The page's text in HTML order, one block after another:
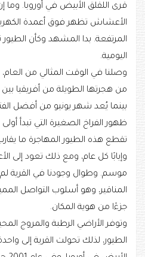
قرى اللقلق الأبيض في أوروبا. وما
الأعشاش تظهر فوق أعمدة
المرتفعة. بدا المشهد وكأن
اليومية.
وصلنا في الوقت المثالي من العام،
من هجرتها الطويلة من أفريقيا
بينما يُعد شهر يونيو من أفضل
ظهور الفراخ الصغيرة التي تبدأ
تقطع هذه الطيور المهاجرة ما
وإيابًا كل عام، ومع ذلك تعود
موسم. وطوال وجودنا في
المناقير، وهو أسلوب التواصل
جزءًا من هوية المكان.
وتوفر الأراضي الرطبة والمروج
الطيور، لذلك تحولت القرية إلى